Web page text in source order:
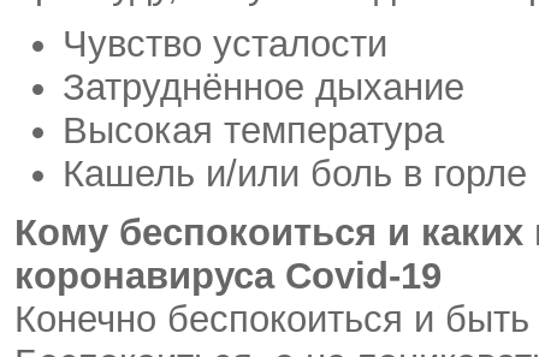
Чувство усталости
Затруднённое дыхание
Высокая температура
Кашель и/или боль в горле
Кому беспокоиться и
коронавируса Covid-19
Конечно беспокоиться и